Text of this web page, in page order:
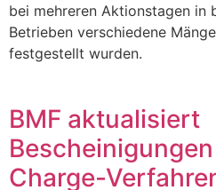
bei mehreren Aktionstagen in
Betrieben verschiedene
festgestellt wurden.
BMF aktualisiert
Charge-